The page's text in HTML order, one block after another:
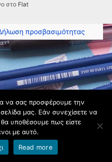
στο Flat
προσβασιμότητας
να σας προσφέρουμε την
μας. Εάν συνεχίσετε να
θα υποθέσουμε πως είστε
με αυτό.
Read more